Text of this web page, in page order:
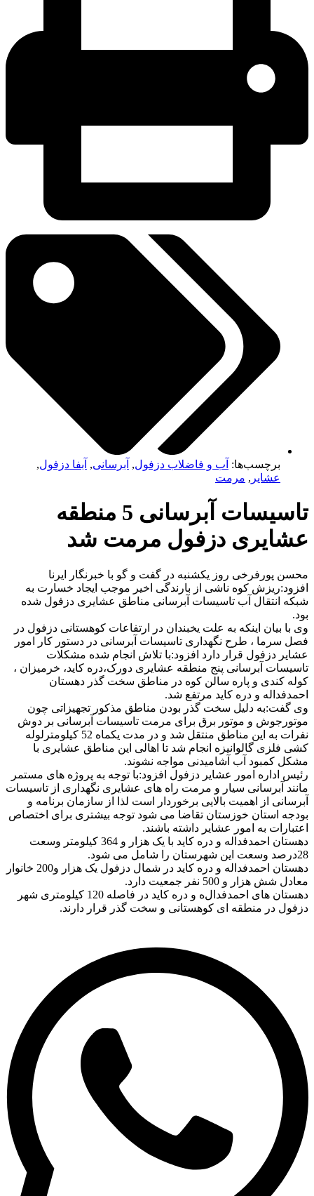
برچسب‌ها:آب و فاضلاب دزفول, آبرسانی ,آبفا دزفول,
عشایر,مرمت
تاسیسات آبرسانی 5 منطقه
دزفول مرمت شد
پورفرخی روز یکشنبه در گفت و گو با خبرنگار ایرنا
کوه ناشی از بارندگی اخیر موجب ایجاد خسارت به
انتقال آب تاسیسات آبرسانی مناطق عشایری دزفول شده
بیان اینکه به علت یخبندان در ارتفاعات کوهستانی دزفول در
، طرح نگهداری تاسیسات آبرسانی در دستور کار امور
دزفول قرار دارد افزود:با تلاش انجام شده مشکلات
آبرسانی پنج منطقه عشایری دورک،دره کاید، خرمیزان ،
کندی و پاره سالن کوه در مناطق سخت گذر دهستان
و دره کاید مرتفع شد.
دلیل سخت گذر بودن مناطق مذکور تجهیزاتی چون
و موتور برق برای مرمت تاسیسات آبرسانی بر دوش
نفرات به این مناطق منتقل شد و در مدت یکماه 52 کیلومترلوله
گالوانیزه انجام شد تا اهالی این مناطق عشایری با
کمبود آب آشامیدنی مواجه نشوند.
اداره امور عشایر دزفول افزود:با توجه به پروژه های مستمر
آبرسانی سیار و مرمت راه های عشایری نگهداری از تاسیسات
از اهمیت بالایی برخوردار است لذا از سازمان برنامه و
استان خوزستان تقاضا می شود توجه بیشتری برای اختصاص
به امور عشایر داشته باشند.
دهستان احمدفداله و دره کاید با یک هزار و 364 کیلومتر وسعت
دهستان احمدفداله و دره کاید در شمال دزفول یک هزار و200 خانوار
هزار و 500 نفر جمعیت دارد.
های احمدفدال
ه و دره کاید در فاصله 120 کیلومتری شهر
در منطقه ای کوهستانی و سخت گذر قرار دارند.